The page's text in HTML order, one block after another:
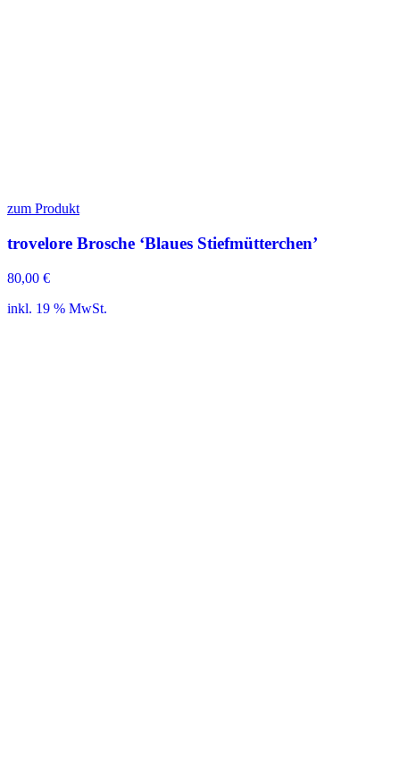
zum Produkt
trovelore Brosche ‘Blaues Stiefmütterchen’
80,00 €
inkl. 19 % MwSt.